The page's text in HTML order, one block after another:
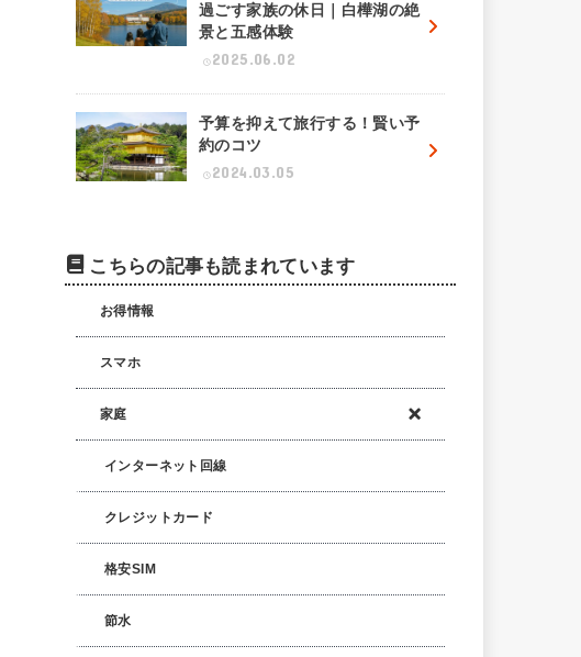
過ごす家族の休日｜白樺湖の絶
景と五感体験
2025.06.02
予算を抑えて旅行する！賢い予
約のコツ
2024.03.05
こちらの記事も読まれています
お得情報
スマホ
家庭
インターネット回線
クレジットカード
格安SIM
節水